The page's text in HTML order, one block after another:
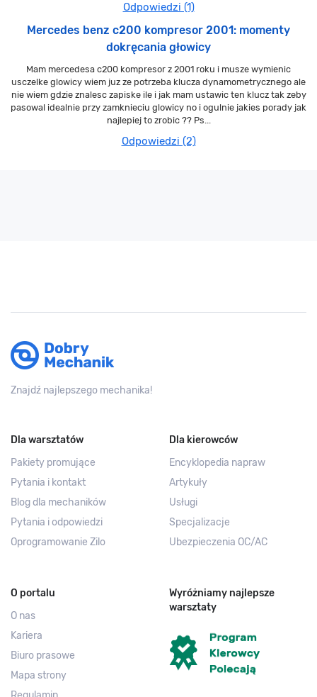
Odpowiedzi (1)
Mercedes benz c200 kompresor 2001: momenty
dokręcania głowicy
Mam mercedesa c200 kompresor z 2001 roku i musze wymienic
usczelke glowicy wiem juz ze potrzeba klucza dynamometrycznego ale
nie wiem gdzie znalesc zapiske ile i jak mam ustawic ten klucz tak zeby
pasowal idealnie przy zamknieciu glowicy no i ogulnie jakies porady jak
najlepiej to zrobic ?? Ps...
Odpowiedzi (2)
Znajdź najlepszego mechanika!
Dla warsztatów
Pakiety promujące
Pytania i kontakt
Blog dla mechaników
Pytania i odpowiedzi
Oprogramowanie Zilo
Dla kierowców
Encyklopedia napraw
Artykuły
Usługi
Specjalizacje
Ubezpieczenia OC/AC
O portalu
O nas
Kariera
Biuro prasowe
Mapa strony
Wyróżniamy najlepsze
warsztaty